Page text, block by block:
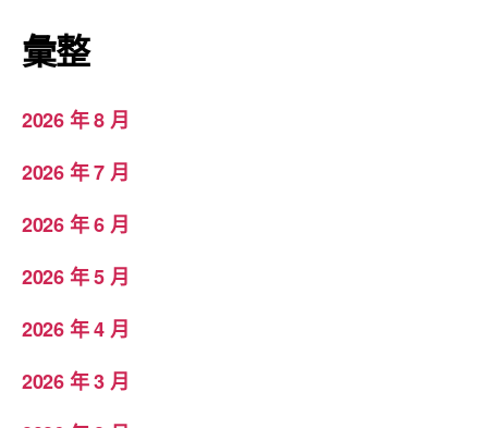
彙整
2026 年 8 月
2026 年 7 月
2026 年 6 月
2026 年 5 月
2026 年 4 月
2026 年 3 月